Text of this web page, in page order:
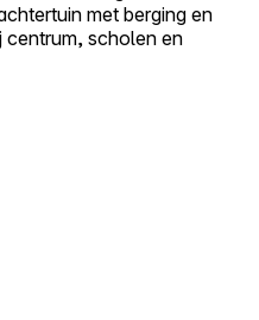
met berging en
centrum, scholen en